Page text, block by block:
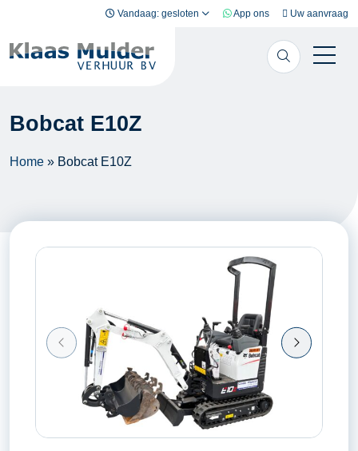
Vandaag: gesloten App ons Uw aanvraag
Bobcat E10Z
Home » Bobcat E10Z